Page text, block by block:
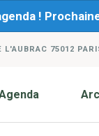
!
L'AUBRAC 75012